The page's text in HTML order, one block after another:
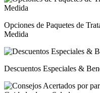
Opciones de Paquetes de
Medida
Descuentos Especiales &